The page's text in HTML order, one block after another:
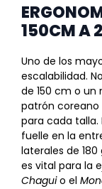
150CM A
Uno de los
escalabilidad.
de 150 cm o
patrón
para cada
fuelle en la
laterales de
es vital para la
Chaguio el